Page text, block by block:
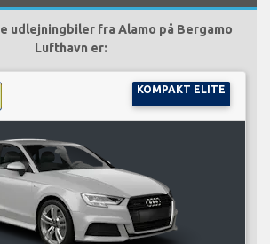
udlejningbiler fra Alamo på Bergamo
Lufthavn er:
KOMPAKT ELITE